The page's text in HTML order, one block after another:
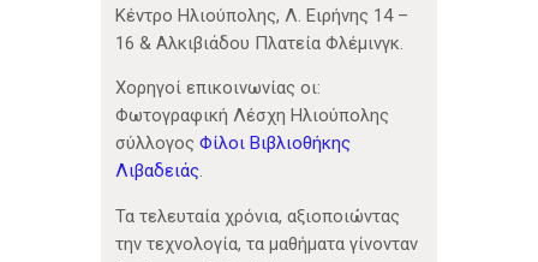
Κέντρο Ηλιούπολης, Λ. Ειρήνης 14 –
16 & Αλκιβιάδου Πλατεία Φλέμινγκ.
Χορηγοί επικοινωνίας οι:
Φωτογραφική Λέσχη Ηλιούπολης
σύλλογος Φίλοι Βιβλιοθήκης
Λιβαδειάς.
Τα τελευταία χρόνια, αξιοποιώντας
την τεχνολογία, τα μαθήματα γίνονταν